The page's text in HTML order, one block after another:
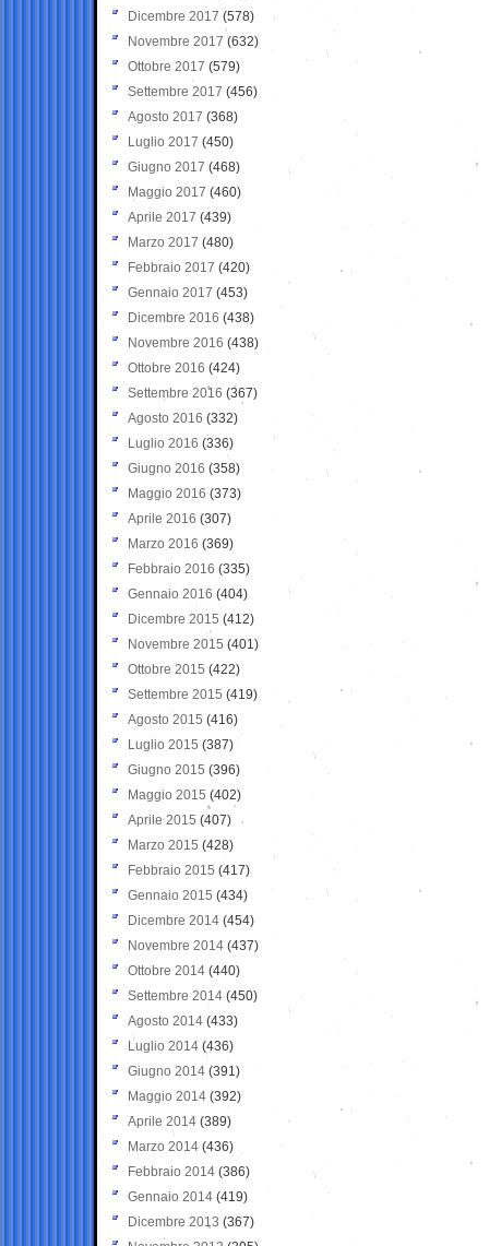
Dicembre 2017 (578)
Novembre 2017 (632)
Ottobre 2017 (579)
Settembre 2017 (456)
Agosto 2017 (368)
Luglio 2017 (450)
Giugno 2017 (468)
Maggio 2017 (460)
Aprile 2017 (439)
Marzo 2017 (480)
Febbraio 2017 (420)
Gennaio 2017 (453)
Dicembre 2016 (438)
Novembre 2016 (438)
Ottobre 2016 (424)
Settembre 2016 (367)
Agosto 2016 (332)
Luglio 2016 (336)
Giugno 2016 (358)
Maggio 2016 (373)
Aprile 2016 (307)
Marzo 2016 (369)
Febbraio 2016 (335)
Gennaio 2016 (404)
Dicembre 2015 (412)
Novembre 2015 (401)
Ottobre 2015 (422)
Settembre 2015 (419)
Agosto 2015 (416)
Luglio 2015 (387)
Giugno 2015 (396)
Maggio 2015 (402)
Aprile 2015 (407)
Marzo 2015 (428)
Febbraio 2015 (417)
Gennaio 2015 (434)
Dicembre 2014 (454)
Novembre 2014 (437)
Ottobre 2014 (440)
Settembre 2014 (450)
Agosto 2014 (433)
Luglio 2014 (436)
Giugno 2014 (391)
Maggio 2014 (392)
Aprile 2014 (389)
Marzo 2014 (436)
Febbraio 2014 (386)
Gennaio 2014 (419)
Dicembre 2013 (367)